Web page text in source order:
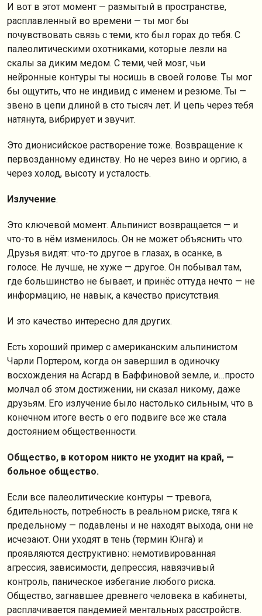
И вот в этот момент — размытый в пространстве,
расплавленный во времени — ты мог бы
почувствовать связь с теми, кто был горах до тебя. С
палеолитическими охотниками, которые лезли на
скалы за диким медом. С теми, чей мозг, чьи
нейронные контуры ты носишь в своей голове. Ты мог
бы ощутить, что не индивид с именем и резюме. Ты —
звено в цепи длиной в сто тысяч лет. И цепь через тебя
натянута, вибрирует и звучит.
Это дионисийское растворение тоже. Возвращение к
первозданному единству. Но не через вино и оргию, а
через холод, высоту и усталость.
Излучение.
Это ключевой момент. Альпинист возвращается — и
что-то в нём изменилось. Он не может объяснить что.
Друзья видят: что-то другое в глазах, в осанке, в
голосе. Не лучше, не хуже — другое. Он побывал там,
где большинство не бывает, и принёс оттуда нечто — не
информацию, не навык, а качество присутствия.
И это качество интересно для других.
Есть хороший пример с американским альпинистом
Чарли Портером, когда он завершил в одиночку
восхождения на Асгард в Баффиновой земле, и…просто
молчал об этом достижении, ни сказал никому, даже
друзьям. Его излучение было настолько сильным, что в
конечном итоге весть о его подвиге все же стала
достоянием общественности.
Общество, в котором никто не уходит на край, —
больное общество.
Если все палеолитические контуры — тревога,
бдительность, потребность в реальном риске, тяга к
предельному — подавлены и не находят выхода, они не
исчезают. Они уходят в тень (термин Юнга) и
проявляются деструктивно: немотивированная
агрессия, зависимости, депрессия, навязчивый
контроль, паническое избегание любого риска.
Общество, загнавшее древнего человека в кабинеты,
расплачивается пандемией ментальных расстройств.